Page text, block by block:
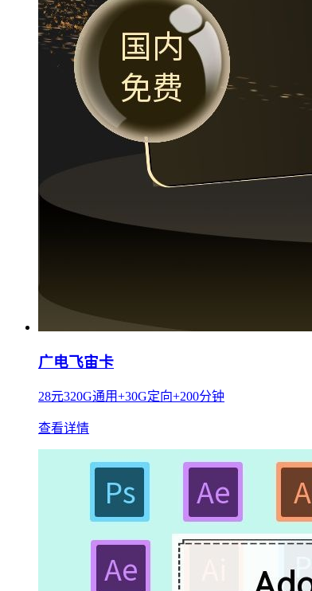
广电飞宙卡
28元320G通用+30G定向+200分钟
查看详情